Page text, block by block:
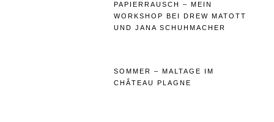
PAPIERRAUSCH – MEIN
WORKSHOP BEI DREW MATOTT
UND JANA SCHUHMACHER
SOMMER – MALTAGE IM
CHÂTEAU PLAGNE